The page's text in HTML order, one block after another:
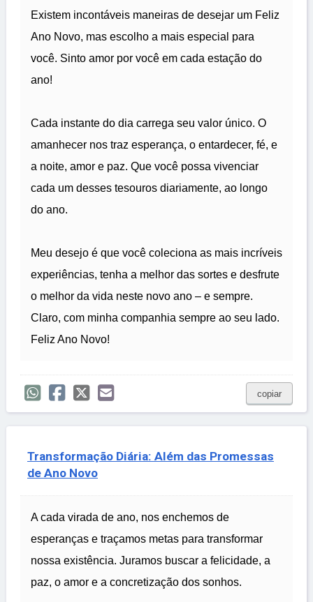
Existem incontáveis maneiras de desejar um Feliz
Ano Novo, mas escolho a mais especial para
você. Sinto amor por você em cada estação do
ano!
Cada instante do dia carrega seu valor único. O
amanhecer nos traz esperança, o entardecer, fé, e
a noite, amor e paz. Que você possa vivenciar
cada um desses tesouros diariamente, ao longo
do ano.
Meu desejo é que você coleciona as mais incríveis
experiências, tenha a melhor das sortes e desfrute
o melhor da vida neste novo ano – e sempre.
Claro, com minha companhia sempre ao seu lado.
Feliz Ano Novo!
copiar
Transformação Diária: Além das Promessas
de Ano Novo
A cada virada de ano, nos enchemos de
esperanças e traçamos metas para transformar
nossa existência. Juramos buscar a felicidade, a
paz, o amor e a concretização dos sonhos.